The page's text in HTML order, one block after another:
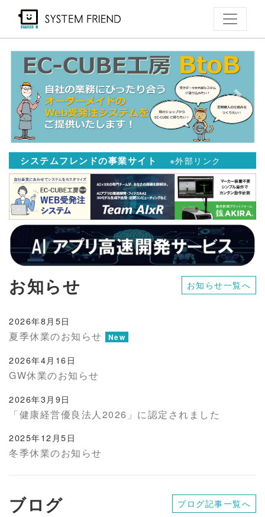
ン
動
Previous Next
システムフレンドの事業サイト ※外部リンク
お知らせ お知らせ一覧へ
2026年8月5日
夏季休業のお知らせ New
2026年4月16日
GW休業のお知らせ
2026年3月9日
「健康経営優良法人2026」に認定されました
2025年12月5日
冬季休業のお知らせ
ブログ ブログ記事一覧へ